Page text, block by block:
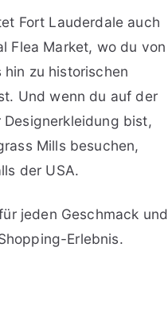
Fort Lauderdale auch
Flea Market, wo du von
zu historischen
Und wenn du auf der
bist,
Mills besuchen,
der USA.
jeden Geschmack und
Erlebnis.